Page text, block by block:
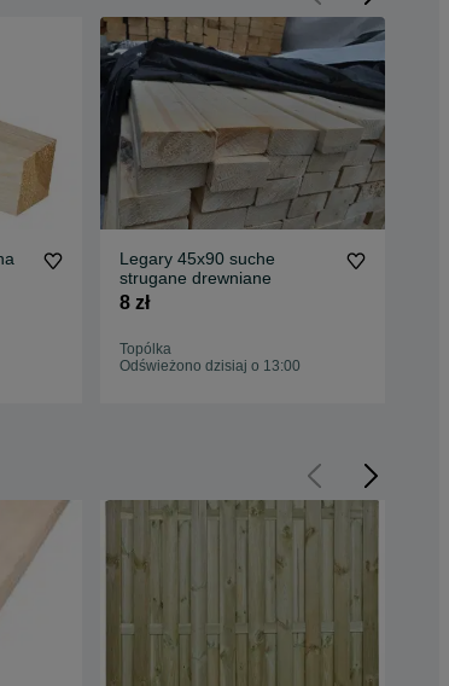
Legary 45x90 suche
strugane drewniane
8 zł
Topólka
Odświeżono dzisiaj o 13:00